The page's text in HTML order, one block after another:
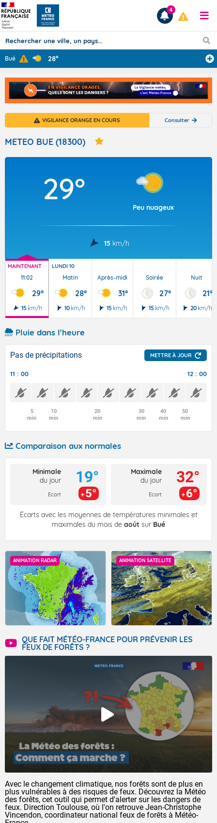
Prévisions
TOUS LES RÉSULTATS
Articles
4
Bué 28°
VIGILANCE ORANGE EN COURS Consulter
METEO BUE (18300)
29°
Peu nuageux
15 km/h
MAINTENANT
11:02
29°
15 km/h
LUNDI 10
Matin
28°
10 km/h
Après-midi
31°
15 km/h
Soirée
27°
15 km/h
Nuit
21°
20 km/h
Pluie dans l'heure
Pas de précipitations METTRE À JOUR
11 : 00 12 : 00
5
min
10
min
20
min
30
min
40
min
50
min
Comparaison aux normales
Minimale
du jour
Ecart
19°
5°
Maximale
du jour
Ecart
32°
6°
Écarts avec les moyennes de températures minimales et
maximales du mois de août sur Bué
ANIMATION RADAR ANIMATION SATELLITE
QUE FAIT MÉTÉO-FRANCE POUR PRÉVENIR LES
FEUX DE FORÊTS ?
Avec le changement climatique, nos forêts sont de plus en
plus vulnérables à des risques de feux. Découvrez la Météo
des forêts, cet outil qui permet d'alerter sur les dangers de
feux. Direction Toulouse, où l'on retrouve Jean-Christophe
Vincendon, coordinateur national feux de forêts à Météo-